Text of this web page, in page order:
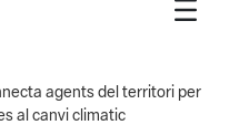
agents del territori per
| Litoral |